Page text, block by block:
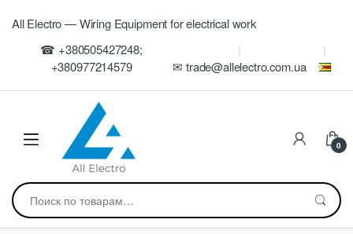
navigation
All Electro — Wiring Equipment for electrical work
☎ +380505427248;
+380977214579
✉ trade@allelectro.com.ua
0
Искать: